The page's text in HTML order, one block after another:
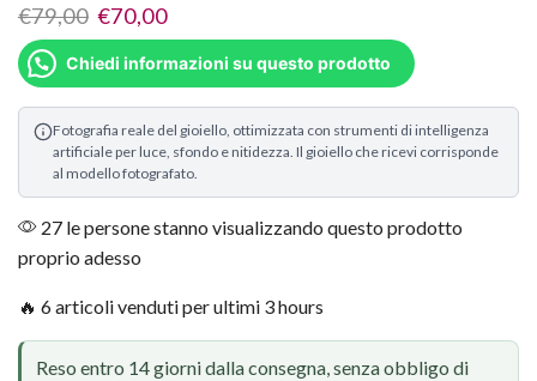
€79,00 €70,00
Chiedi informazioni su questo prodotto
Fotografia reale del gioiello, ottimizzata con strumenti di intelligenza
artificiale per luce, sfondo e nitidezza. Il gioiello che ricevi corrisponde
al modello fotografato.
27 le persone stanno visualizzando questo prodotto
proprio adesso
🔥 6 articoli venduti per ultimi 3 hours
Reso entro 14 giorni dalla consegna, senza obbligo di